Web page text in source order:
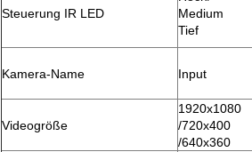
Steuerung IR LED
Medium
Tief
Kamera-Name Input
Videogröße
1920x1080
/720x400
/640x360